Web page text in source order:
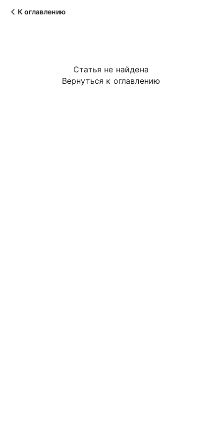
К оглавлению
Статья не найдена
Вернуться к оглавлению